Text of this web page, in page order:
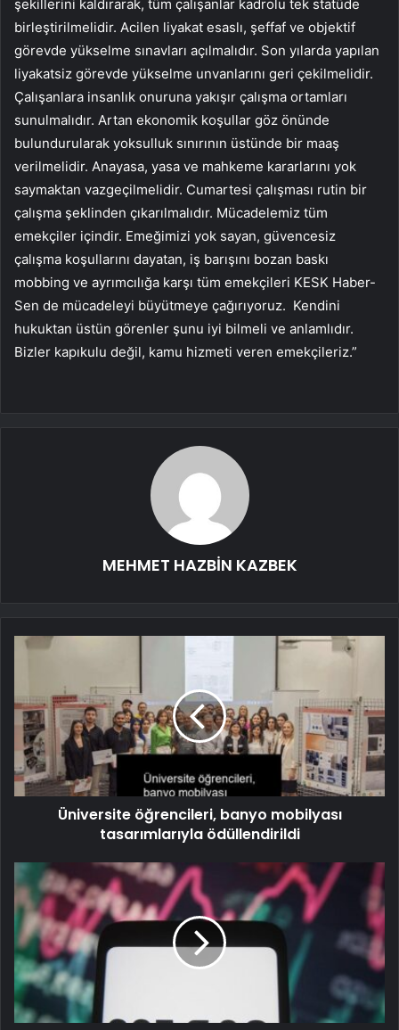
şekillerini kaldırarak, tüm çalışanlar kadrolu tek statüde
birleştirilmelidir. Acilen liyakat esaslı, şeffaf ve objektif
görevde yükselme sınavları açılmalıdır. Son yılarda yapılan
liyakatsiz görevde yükselme unvanlarını geri çekilmelidir.
Çalışanlara insanlık onuruna yakışır çalışma ortamları
sunulmalıdır. Artan ekonomik koşullar göz önünde
bulundurularak yoksulluk sınırının üstünde bir maaş
verilmelidir. Anayasa, yasa ve mahkeme kararlarını yok
saymaktan vazgeçilmelidir. Cumartesi çalışması rutin bir
çalışma şeklinden çıkarılmalıdır. Mücadelemiz tüm
emekçiler içindir. Emeğimizi yok sayan, güvencesiz
çalışma koşullarını dayatan, iş barışını bozan baskı
mobbing ve ayrımcılığa karşı tüm emekçileri KESK Haber-
Sen de mücadeleyi büyütmeye çağırıyoruz. Kendini
hukuktan üstün görenler şunu iyi bilmeli ve anlamlıdır.
Bizler kapıkulu değil, kamu hizmeti veren emekçileriz.”
MEHMET HAZBİN KAZBEK
Üniversite öğrencileri, banyo mobilyası
tasarımlarıyla ödüllendirildi